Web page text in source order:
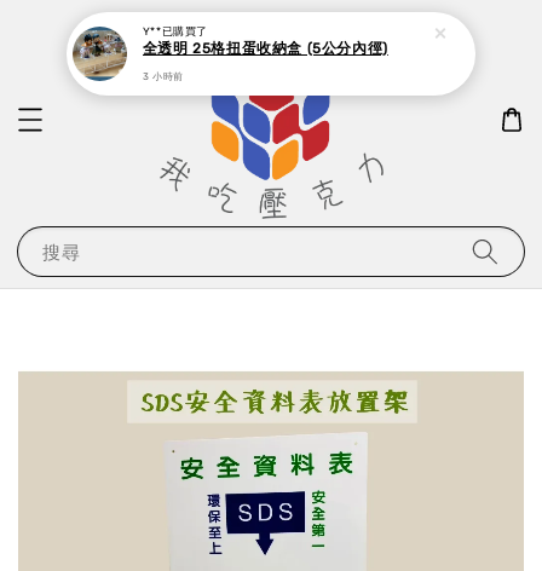
搜尋
Y**已購買了
全透明 25格扭蛋收納盒 (5公分內徑)
3 小時前